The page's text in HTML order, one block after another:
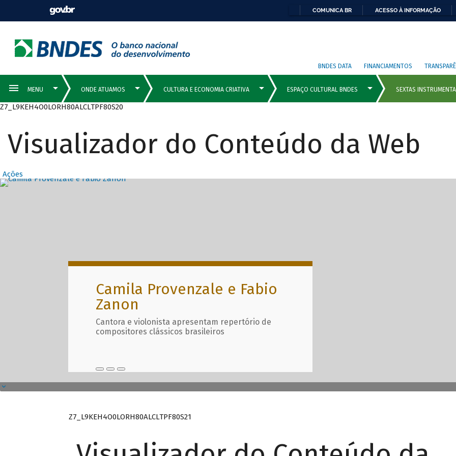
COMUNICA BR ACESSO À INFORMAÇÃO
BNDES DATA FINANCIAMENTOS
Z7_L9KEH4O0LORH80ALCLTPF80S20
Visualizador do Conteúdo da Web
Ações
Destaques Principais com
Camila Provenzale e Fabio
Zanon
Cantora e violonista apresentam repertório de
compositores clássicos brasileiros
Z7_L9KEH4O0LORH80ALCLTPF80S21